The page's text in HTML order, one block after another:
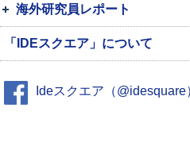
海外研究員レポート
「IDEスクエア」について
Ideスクエア（@idesquare